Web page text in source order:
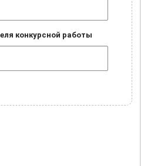
конкурсной работы